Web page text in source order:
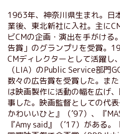
1963年、神奈川県生まれ。日
業後、東北新社に入社。主に
ビCMの企画・演出を手がけ
告賞」のグランプリを受賞。
CMディレクターとして活躍し
（LIA）のPublic Service部門
数々の広告賞を受賞した。ま
は映画製作に活動の幅を広げ
事した。映画監督としての代
かわいいひと』（’97）、『
『Amy said』（’17）がある